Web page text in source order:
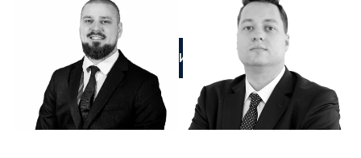
ПОЗВОНИТЕ НАМ